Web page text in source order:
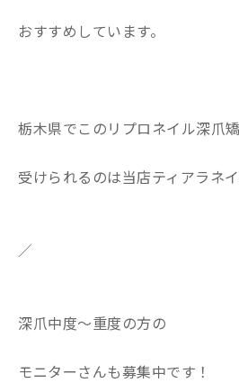
おすすめしています。
栃木県でこのリプロネイル深爪
受けられるのは当店ティアラネ
／
深爪中度〜重度の方の
モニターさんも募集中です！